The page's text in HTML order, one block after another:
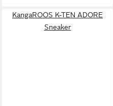
KangaROOS K-TEN ADORE
Sneaker